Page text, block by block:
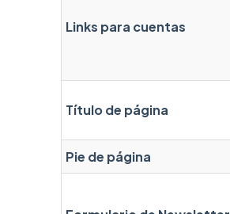
Links para cuentas
Título de página
Pie de página